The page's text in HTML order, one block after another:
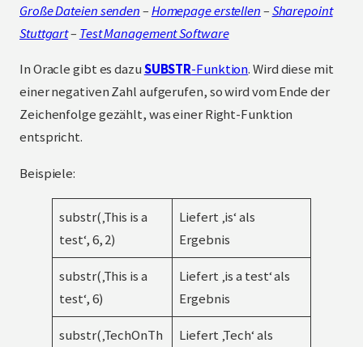
Große Dateien senden–Homepage erstellen–Sharepoint
Stuttgart– Test Management Software
In Oracle gibt es dazuSUBSTR-Funktion. Wird diese mit
einer negativen Zahl aufgerufen, so wird vom Ende der
Zeichenfolge gezählt, was einer Right-Funktion
entspricht.
Beispiele:
substr(‚This is a
test‘, 6, 2)
Liefert ‚is‘ als
Ergebnis
substr(‚This is a
test‘, 6)
Liefert ‚is a test‘ als
Ergebnis
substr(‚TechOnTh
Liefert ‚Tech‘ als